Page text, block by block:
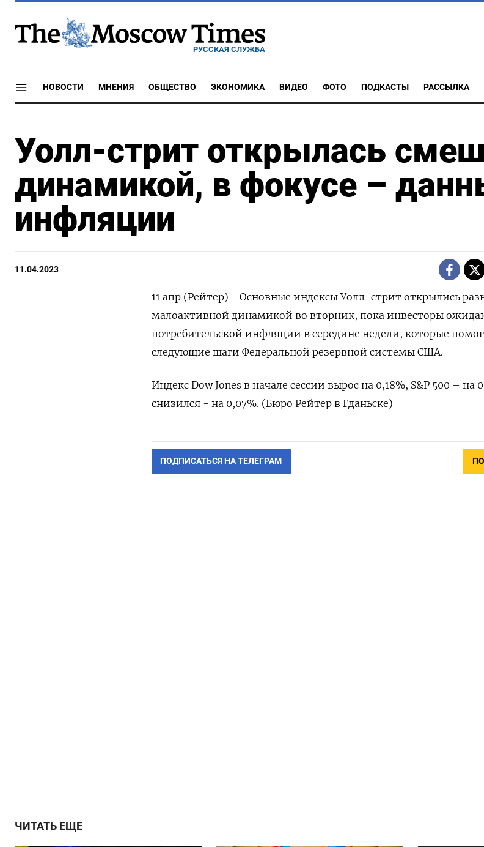
РУССКАЯ СЛУЖБА
НОВОСТИ МНЕНИЯ ОБЩЕСТВО ЭКОНОМИКА ВИДЕО ФОТО ПОДКАСТЫ РАССЫЛКА
Уолл-стрит открылась
динамикой, в фокусе –
инфляции
11.04.2023
11 апр (Рейтер) - Основные индексы Уолл-стрит открылись
малоактивной динамикой во вторник, пока инвесторы
потребительской инфляции в середине недели, которые
следующие шаги Федеральной резервной системы США.
Индекс Dow Jones в начале сессии вырос на 0,18%, S&P 500 – на
снизился - на 0,07%. (Бюро Рейтер в Гданьске)
ПОДПИСАТЬСЯ НА ТЕЛЕГРАМ
ЧИТАТЬ ЕЩЕ